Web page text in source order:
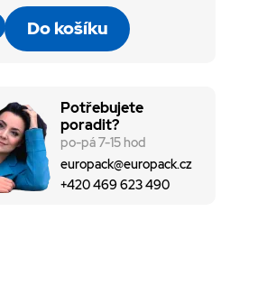
Do košíku
Potřebujete
poradit?
po-pá 7-15 hod
europack@europack.cz
+420 469 623 490